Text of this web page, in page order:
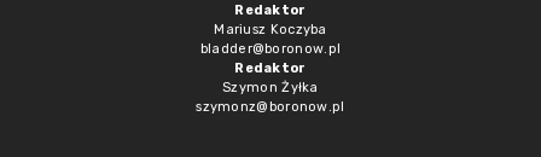
Redaktor
Mariusz Koczyba
bladder@boronow.pl
Redaktor
Szymon Żyłka
szymonz@boronow.pl